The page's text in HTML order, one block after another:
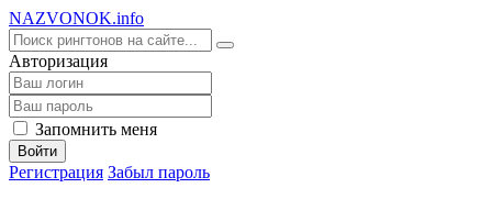
NAZVONOK.info
Авторизация
Запомнить меня
Войти
Регистрация Забыл пароль